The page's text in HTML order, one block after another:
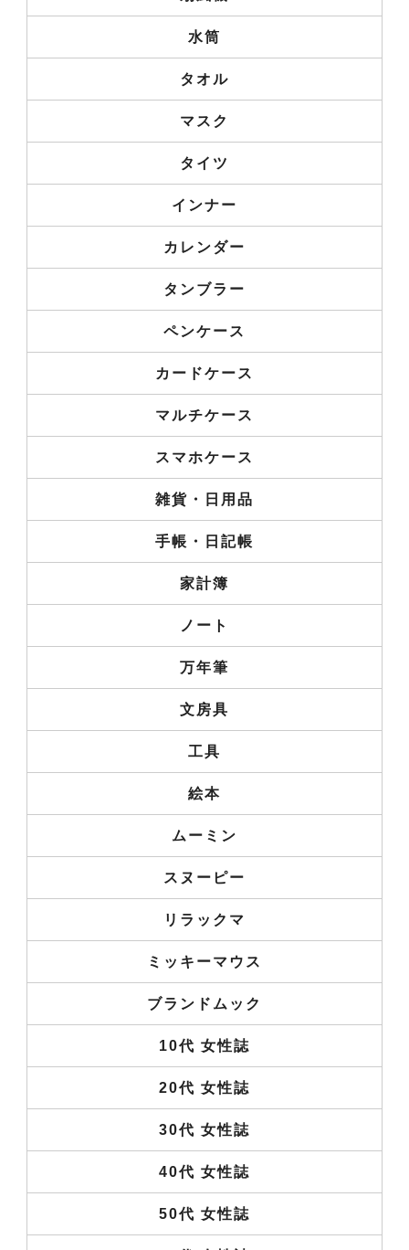
水筒
タオル
マスク
タイツ
インナー
カレンダー
タンブラー
ペンケース
カードケース
マルチケース
スマホケース
雑貨・日用品
手帳・日記帳
家計簿
ノート
万年筆
文房具
工具
絵本
ムーミン
スヌーピー
リラックマ
ミッキーマウス
ブランドムック
10代 女性誌
20代 女性誌
30代 女性誌
40代 女性誌
50代 女性誌